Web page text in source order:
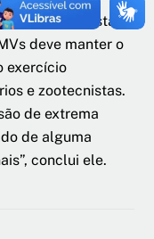
desta
deve manter o
exercício
e zootecnistas.
de extrema
de alguma
conclui ele.